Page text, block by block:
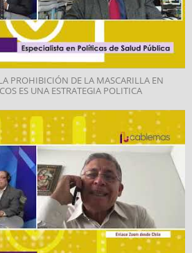
PROHIBICIÓN DE LA MASCARILLA EN
ES UNA ESTRATEGIA POLITICA